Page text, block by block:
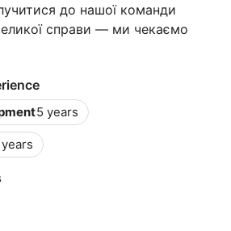
до нашої команди
справи — ми чекаємо
5 years